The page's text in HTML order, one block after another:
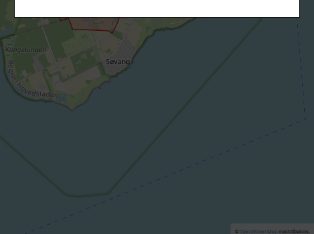
© OpenStreetMapcontributors.